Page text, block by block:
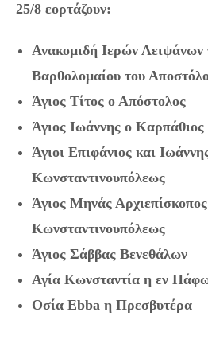
25/8 εορτάζουν:
Ανακομιδή Ιερών Λειψάνων
Βαρθολομαίου του
Άγιος Τίτος ο Απόστολος
Άγιος Ιωάννης ο Καρπάθιος
Άγιοι Επιφάνιος και
Κωνσταντινουπόλεως
Άγιος Μηνάς Αρχιεπίσκοπος
Κωνσταντινουπόλεως
Άγιος Σάββας Βενεθάλων
Αγία Κωνσταντία η εν
Οσία Ebba η Πρεσβυτέρα